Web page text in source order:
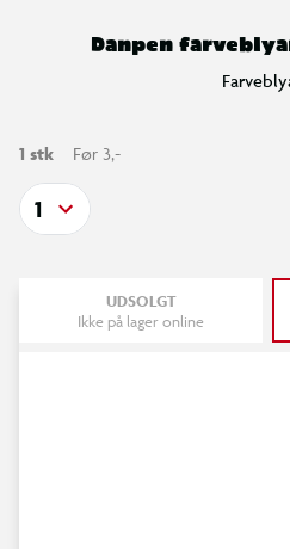
Danpen
1 stk Før 3,-
1
UDSOLGT
Ikke på lager online